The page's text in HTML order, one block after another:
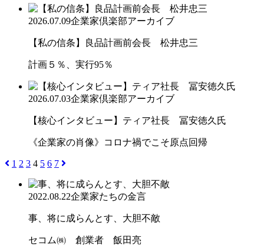
2026.07.09企業家倶楽部アーカイブ
【私の信条】良品計画前会長 松井忠三
計画５％、実行95％
2026.07.03企業家倶楽部アーカイブ
【核心インタビュー】ティア社長 冨安徳久氏
《企業家の肖像》コロナ禍でこそ原点回帰
1 2 3 4 5 6 7
2022.08.22企業家たちの金言
事、将に成らんとす、大胆不敵
セコム㈱ 創業者 飯田亮